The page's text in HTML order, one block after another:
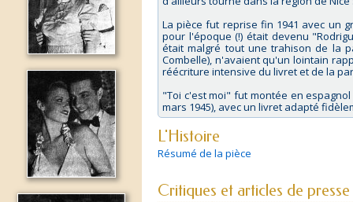
La pièce fut reprise fin 1941 avec un
pour l'époque (!) était devenu
était malgré tout une trahison de la
Combelle), n'avaient qu'un lointain
réécriture intensive du livret et de la
"Toi c'est moi" fut montée en
mars 1945), avec un livret adapté
L'Histoire
Résumé de la pièce
Critiques et articles de presse